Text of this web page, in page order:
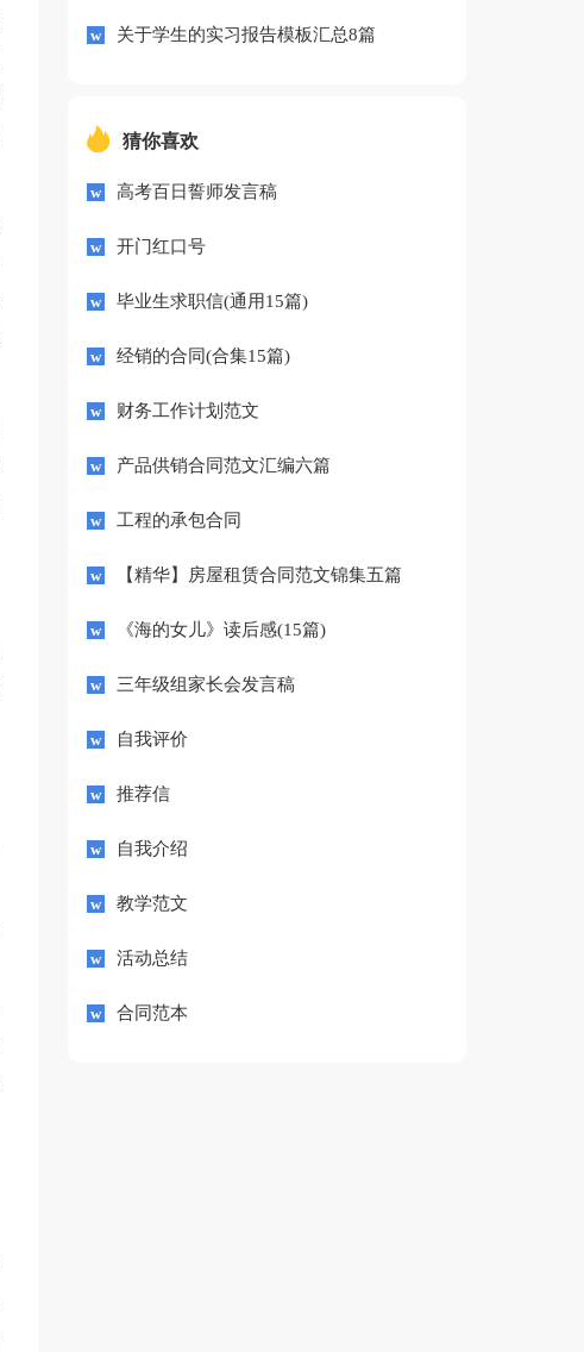
关于学生的实习报告模板汇总8篇
猜你喜欢
高考百日誓师发言稿
开门红口号
毕业生求职信(通用15篇)
经销的合同(合集15篇)
财务工作计划范文
产品供销合同范文汇编六篇
工程的承包合同
【精华】房屋租赁合同范文锦集五篇
《海的女儿》读后感(15篇)
三年级组家长会发言稿
自我评价
推荐信
自我介绍
教学范文
活动总结
合同范本